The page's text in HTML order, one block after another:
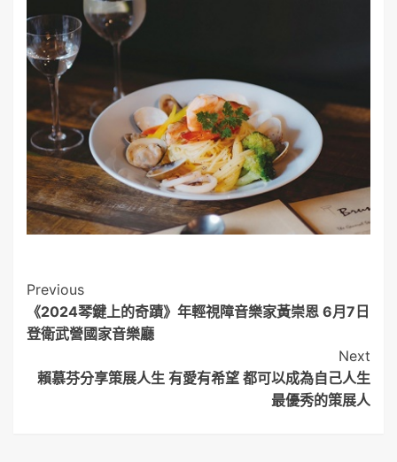
Post
Navigation
Previous
《2024琴鍵上的奇蹟》年輕視障音樂家黃崇恩 6月7日
登衛武營國家音樂廳
Next
賴慕芬分享策展人生 有愛有希望 都可以成為自己人生
最優秀的策展人